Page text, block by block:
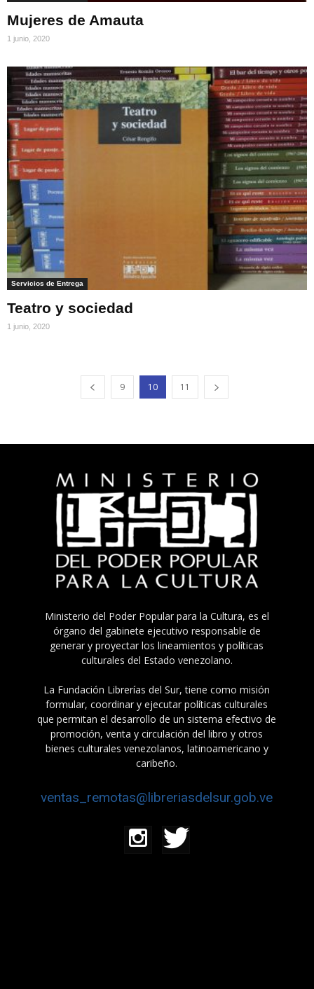
Mujeres de Amauta
1 junio, 2020
Servicios de Entrega
Teatro y sociedad
1 junio, 2020
9 10 11
Ministerio del Poder Popular para la Cultura, es el
órgano del gabinete ejecutivo responsable de
generar y proyectar los lineamientos y políticas
culturales del Estado venezolano.
La Fundación Librerías del Sur, tiene como misión
formular, coordinar y ejecutar políticas culturales
que permitan el desarrollo de un sistema efectivo de
promoción, venta y circulación del libro y otros
bienes culturales venezolanos, latinoamericano y
caribeño.
ventas_remotas@libreriasdelsur.gob.ve